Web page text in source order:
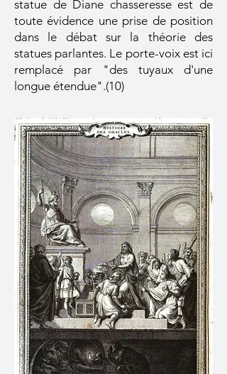
statue de Diane chasseresse est de
toute évidence une prise de position
dans le débat sur la théorie des
statues parlantes. Le porte-voix est ici
remplacé par "des tuyaux d'une
longue étendue".(10)